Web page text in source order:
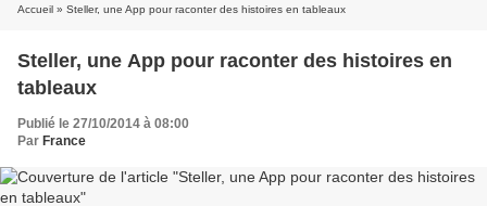
Accueil » Steller, une App pour raconter des histoires en tableaux
Steller, une App pour raconter des histoires en
tableaux
Publié le 27/10/2014 à 08:00
Par France